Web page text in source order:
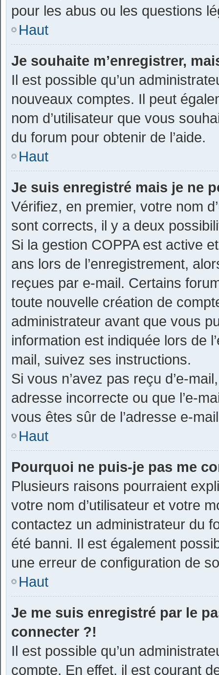
pour les abus ou les questions
Haut
Je souhaite m’enregistrer,
Il est possible qu’un
nouveaux comptes. Il peut
nom d’utilisateur que vous
du forum pour obtenir de l’aide.
Haut
Je suis enregistré mais je ne
Vérifiez, en premier, votre nom
sont corrects, il y a deux
Si la gestion COPPA est active
ans lors de l’enregistrement,
reçues par e-mail. Certains
toute nouvelle création de
administrateur avant que vous
information est indiquée lors de
mail, suivez ses instructions.
Si vous n’avez pas reçu d’e-
adresse incorrecte ou que l’e-
vous êtes sûr de l’adresse e-
Haut
Pourquoi ne puis-je pas me
Plusieurs raisons pourraient
votre nom d’utilisateur et votre
contactez un administrateur du
été banni. Il est également
une erreur de configuration de
Haut
Je me suis enregistré par le
connecter ?!
Il est possible qu’un
compte. En effet, il est courant